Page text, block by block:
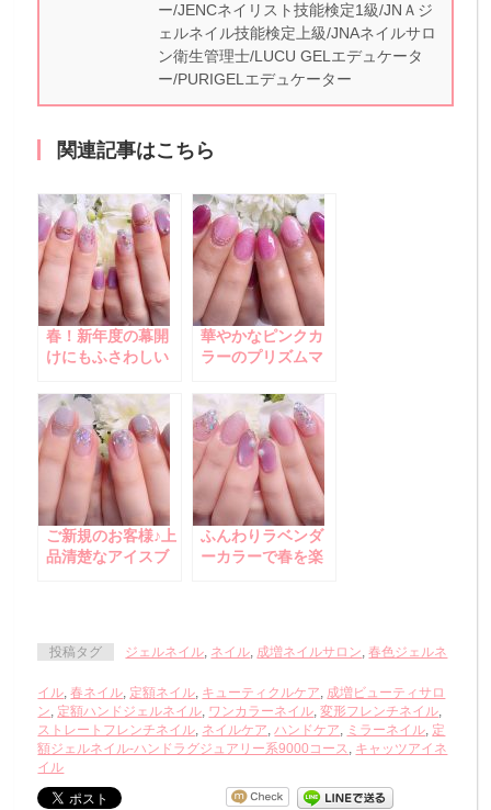
ー/JENCネイリスト技能検定1級/JNＡジ
ェルネイル技能検定上級/JNAネイルサロ
ン衛生管理士/LUCU GELエデュケータ
ー/PURIGELエデュケーター
関連記事はこちら
春！新年度の幕開
けにもふさわしい
イラック系ネイル♪
華やかなピンクカ
ラーのプリズムマ
女子力UP！
ご新規のお客様♪上
品清楚なアイスブ
ふんわりラベンダ
ーカラーで春を楽
投稿タグ ジェルネイル, ネイル, 成増ネイルサロン,春色ジェルネ
イル,春ネイル, 定額ネイル, キューティクルケア, 成増ビューティサロ
ン, 定額ハンドジェルネイル, ワンカラーネイル,変形フレンチネイル,
ストレートフレンチネイル, ネイルケア,ハンドケア, ミラーネイル, 定
額ジェルネイル-ハンドラグジュアリー系9000コース, キャッツアイネ
イル